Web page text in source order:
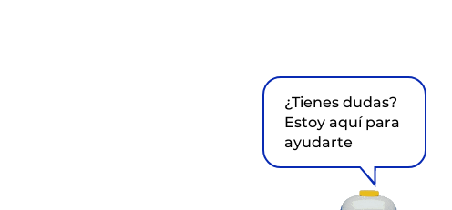
¿Tienes dudas?
Estoy aquí para
ayudarte